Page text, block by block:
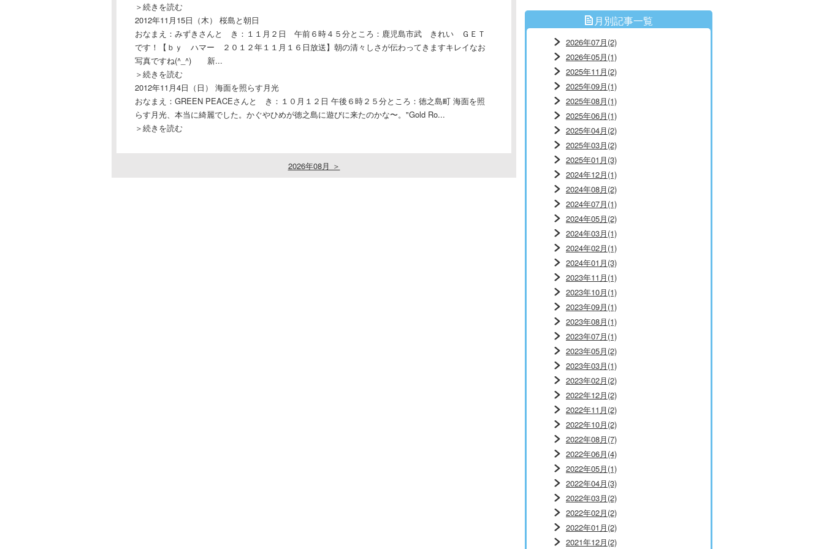
＞続きを読む
2012年11月15日（木）
桜島と朝日
おなまえ：みずきさんと き：１１月２日 午前６時４５分ところ：鹿児島市武 きれい ＧＥＴ
です！【ｂｙ ハマー ２０１２年１１月１６日放送】朝の清々しさが伝わってきますキレイなお
写真ですね(^_^) 新...
＞続きを読む
2012年11月4日（日）
海面を照らす月光
おなまえ：GREEN PEACEさんと き：１０月１２日 午後６時２５分ところ：徳之島町 海面を照
らす月光、本当に綺麗でした。かぐやひめが徳之島に遊びに来たのかな〜。"Gold Ro...
＞続きを読む
2026年08月 ＞
月別記事一覧
2026年07月(2)
2026年05月(1)
2025年11月(2)
2025年09月(1)
2025年08月(1)
2025年06月(1)
2025年04月(2)
2025年03月(2)
2025年01月(3)
2024年12月(1)
2024年08月(2)
2024年07月(1)
2024年05月(2)
2024年03月(1)
2024年02月(1)
2024年01月(3)
2023年11月(1)
2023年10月(1)
2023年09月(1)
2023年08月(1)
2023年07月(1)
2023年05月(2)
2023年03月(1)
2023年02月(2)
2022年12月(2)
2022年11月(2)
2022年10月(2)
2022年08月(7)
2022年06月(4)
2022年05月(1)
2022年04月(3)
2022年03月(2)
2022年02月(2)
2022年01月(2)
2021年12月(2)